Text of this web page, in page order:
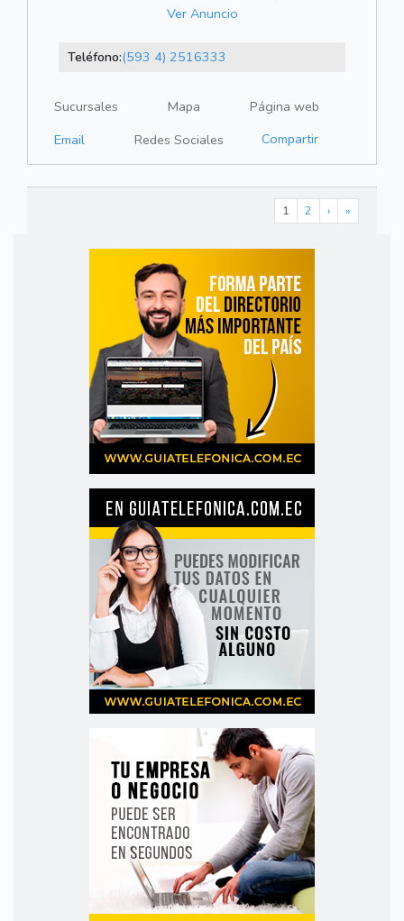
Ver Anuncio
Teléfono:(593 4) 2516333
Sucursales Mapa
Página web
Email
Redes Sociales Compartir
1 2 › »